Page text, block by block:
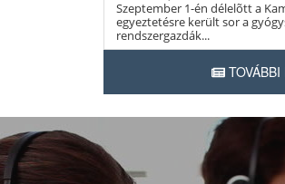
Szeptember 1-én délelõtt a
egyeztetésre került sor a
rendszergazdák...